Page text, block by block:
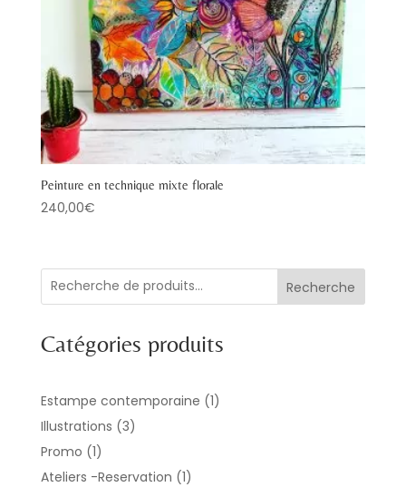
Peinture en technique mixte florale
240,00€
Recherche
Catégories produits
Estampe contemporaine 11
Illustrations 33
Promo 11
produit
Ateliers -Reservation 11